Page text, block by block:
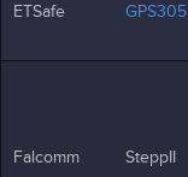
ETSafe GPS305
Falcomm SteppII